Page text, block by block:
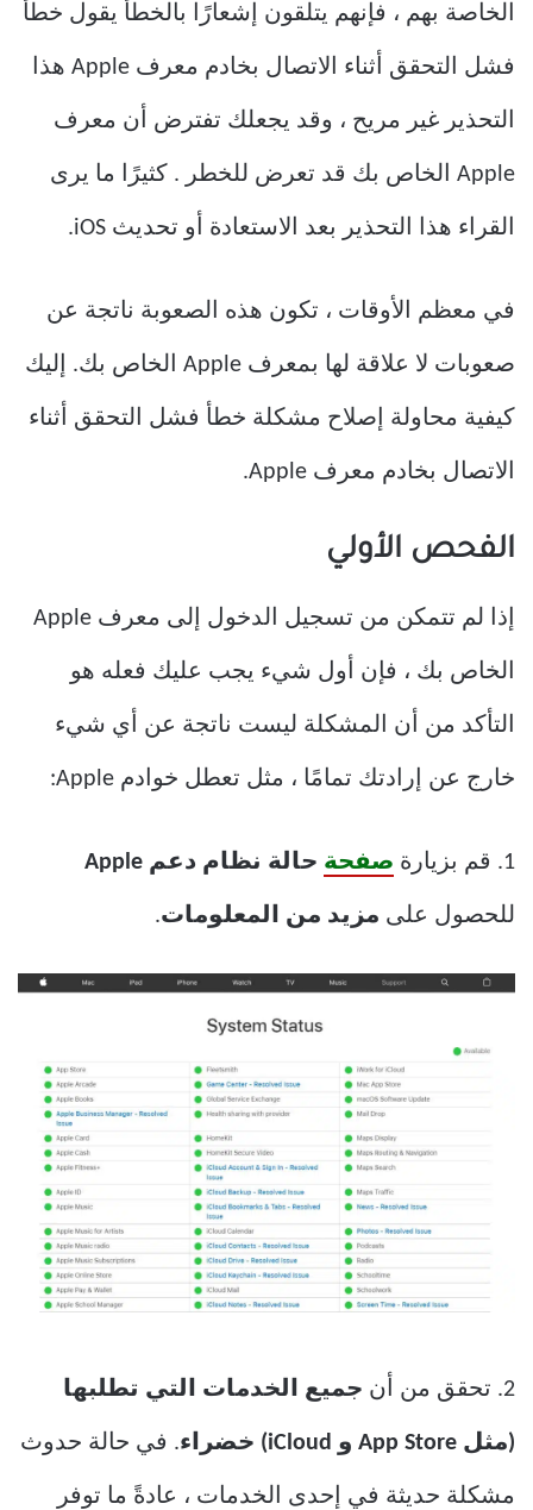
الخاصة بهم ، فإنهم يتلقون إشعارًا بالخطأ يقول خطأ
فشل التحقق أثناء الاتصال بخادم معرف Apple هذا
التحذير غير مريح ، وقد يجعلك تفترض أن معرف
Apple الخاص بك قد تعرض للخطر . كثيرًا ما يرى
القراء هذا التحذير بعد الاستعادة أو تحديث iOS.
في معظم الأوقات ، تكون هذه الصعوبة ناتجة عن
صعوبات لا علاقة لها بمعرف Apple الخاص بك. إليك
كيفية محاولة إصلاح مشكلة خطأ فشل التحقق أثناء
الاتصال بخادم معرف Apple.
الفحص الأولي
إذا لم تتمكن من تسجيل الدخول إلى معرف Apple
الخاص بك ، فإن أول شيء يجب عليك فعله هو
التأكد من أن المشكلة ليست ناتجة عن أي شيء
خارج عن إرادتك تمامًا ، مثل تعطل خوادم Apple:
1. قم بزيارة صفحة حالة نظام دعم Apple
للحصول على مزيد من المعلومات.
2. تحقق من أن جميع الخدمات التي تطلبها
(مثل App Store و iCloud) خضراء . في حالة حدوث
مشكلة حديثة في إحدى الخدمات ، عادةً ما توفر